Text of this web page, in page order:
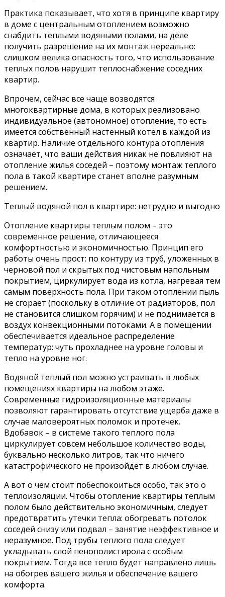
Практика показывает, что хотя в принципе квартиру
в доме с центральным отоплением возможно
снабдить теплыми водяными полами, на деле
получить разрешение на их монтаж нереально:
слишком велика опасность того, что использование
теплых полов нарушит теплоснабжение соседних
квартир.
Впрочем, сейчас все чаще возводятся
многоквартирные дома, в которых реализовано
индивидуальное (автономное) отопление, то есть
имеется собственный настенный котел в каждой из
квартир. Наличие отдельного контура отопления
означает, что ваши действия никак не повлияют на
отопление жилья соседей – поэтому монтаж теплого
пола в такой квартире станет вполне разумным
решением.
Теплый водяной пол в квартире: нетрудно и выгодно
Отопление квартиры теплым полом – это
современное решение, отличающееся
комфортностью и экономичностью. Принцип его
работы очень прост: по контуру из труб, уложенных в
черновой пол и скрытых под чистовым напольным
покрытием, циркулирует вода из котла, нагревая тем
самым поверхность пола. При таком отоплении пыль
не сгорает (поскольку в отличие от радиаторов, пол
не становится слишком горячим) и не поднимается в
воздух конвекционными потоками. А в помещении
обеспечивается идеальное распределение
температур: чуть прохладнее на уровне головы и
тепло на уровне ног.
Водяной теплый пол можно устраивать в любых
помещениях квартиры на любом этаже.
Современные гидроизоляционные материалы
позволяют гарантировать отсутствие ущерба даже в
случае маловероятных поломок и протечек.
Вдобавок – в системе такого теплого пола
циркулирует совсем небольшое количество воды,
буквально несколько литров, так что ничего
катастрофического не произойдет в любом случае.
А вот о чем стоит побеспокоиться особо, так это о
теплоизоляции. Чтобы отопление квартиры теплым
полом было действительно экономичным, следует
предотвратить утечки тепла: обогревать потолок
соседей снизу или подвал – занятие неэффективное и
неразумное. Под трубы теплого пола следует
укладывать слой пенополистирола с особым
покрытием. Тогда все тепло будет направлено лишь
на обогрев вашего жилья и обеспечение вашего
комфорта.